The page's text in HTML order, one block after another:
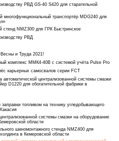
РВД GS-40 S420 для старательной
многофункциональный транспортёр MDG240 для
стенд NMZ300 для ГРК Быстринское
РВД
и Труда 2021!
комплекс ММК4-40В с системой учёта Pulse Pro
карьерных самосвалов серии FCT
автоматической централизованной системы смазки
D1220 для обогатительной фабрики в
топливом на технику угледобывающего
системы смазки на оборудование
области
шиномонтажного стенда NMZ400 для
в Кемеровской области